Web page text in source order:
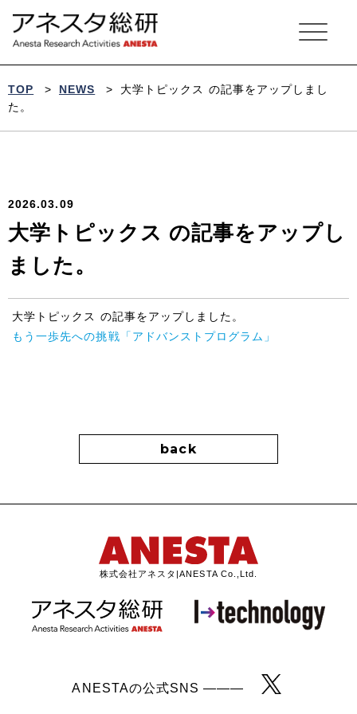
ネ
ス
TOP > NEWS >
大学トピックス の記事をアップしまし
た。
2026.03.09
大学トピックス の記事をアップし
ました。
大学トピックス の記事をアップしました。
もう一歩先への挑戦「アドバンストプログラム」
back
株式会社アネスタ|ANESTA Co.,Ltd.
ANESTAの公式SNS ———